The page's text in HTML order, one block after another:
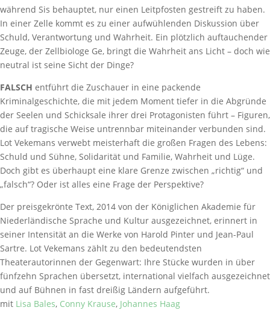
während Sis behauptet, nur einen Leitpfosten gestreift zu haben.
In einer Zelle kommt es zu einer aufwühlenden Diskussion über
Schuld, Verantwortung und Wahrheit. Ein plötzlich auftauchender
Zeuge, der Zellbiologe Ge, bringt die Wahrheit ans Licht – doch wie
neutral ist seine Sicht der Dinge?
FALSCH entführt die Zuschauer in eine packende
Kriminalgeschichte, die mit jedem Moment tiefer in die Abgründe
der Seelen und Schicksale ihrer drei Protagonisten führt – Figuren,
die auf tragische Weise untrennbar miteinander verbunden sind.
Lot Vekemans verwebt meisterhaft die großen Fragen des Lebens:
Schuld und Sühne, Solidarität und Familie, Wahrheit und Lüge.
Doch gibt es überhaupt eine klare Grenze zwischen „richtig“ und
„falsch“? Oder ist alles eine Frage der Perspektive?
Der preisgekrönte Text, 2014 von der Königlichen Akademie für
Niederländische Sprache und Kultur ausgezeichnet, erinnert in
seiner Intensität an die Werke von Harold Pinter und Jean-Paul
Sartre. Lot Vekemans zählt zu den bedeutendsten
Theaterautorinnen der Gegenwart: Ihre Stücke wurden in über
fünfzehn Sprachen übersetzt, international vielfach ausgezeichnet
und auf Bühnen in fast dreißig Ländern aufgeführt.
mit Lisa Bales, Conny Krause, Johannes Haag